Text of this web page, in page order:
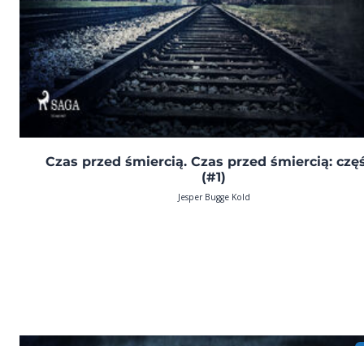
Czas przed śmiercią. Czas przed śmiercią:
(#1)
Jesper Bugge Kold